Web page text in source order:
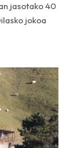
jasotako 40
jokoa